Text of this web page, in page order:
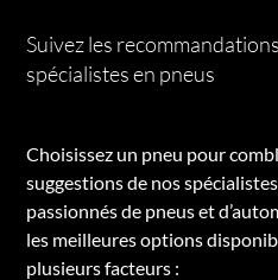
Suivez les
spécialistes en pneus
Choisissez un pneu pour
suggestions de nos
passionnés de pneus et
les meilleures options
plusieurs facteurs :